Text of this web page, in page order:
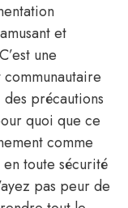
et
une
des précautions
quoi que ce
comme
toute sécurité
pas peur de